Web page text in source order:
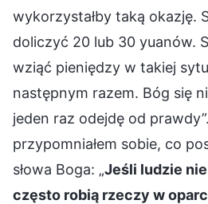
wykorzystałby taką okazję.
doliczyć 20 lub 30 yuanów.
wziąć pieniędzy w takiej
następnym razem. Bóg się
jeden raz odejdę od
przypomniałem sobie, co
słowa Boga: „Jeśli ludzie
często robią rzeczy w